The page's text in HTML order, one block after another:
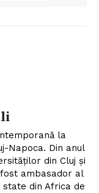
la
Napoca. Din anul
din Cluj și
ambasador al
state din Africa de